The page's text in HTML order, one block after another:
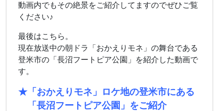
動画内でもその絶景をご紹介してますのでぜひご覧
ください♪
最後はこちら。
現在放送中の朝ドラ「おかえりモネ」の舞台である
登米市の「長沼フートピア公園」を紹介した動画で
す。
★「おかえりモネ」ロケ地の登米市にある
「長沼フートピア公園」をご紹介